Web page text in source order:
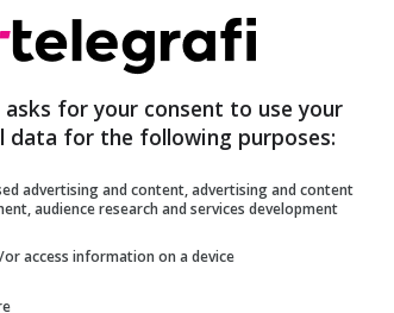
së fatit në dy ndeshjet e
objektivave.
tepër sesa ka marrë. Por rëndësi
Shkëndija, në mes të dhjetorit,
asks for your consent to use your
data for the following purposes:
advertising and content, advertising and content
audience research and services development
access information on a device